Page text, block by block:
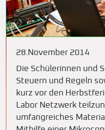
28.November 2014
Die Schülerinnen und
Steuern und Regeln
kurz vor den
Labor Netzwerk
umfangreiches